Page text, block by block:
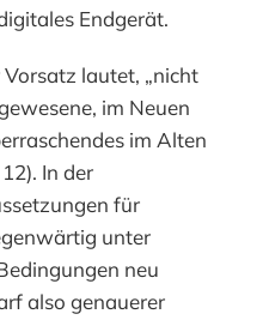
Endgerät.
lautet, „nicht
im Neuen
im Alten
In der
für
unter
neu
also genauerer